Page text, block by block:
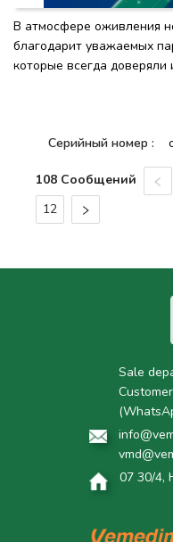
В атмосфере оживления
благодарит уважаемых
которые всегда
Серийный номер :
108 Сообщений
12
Sale
07 30/4,